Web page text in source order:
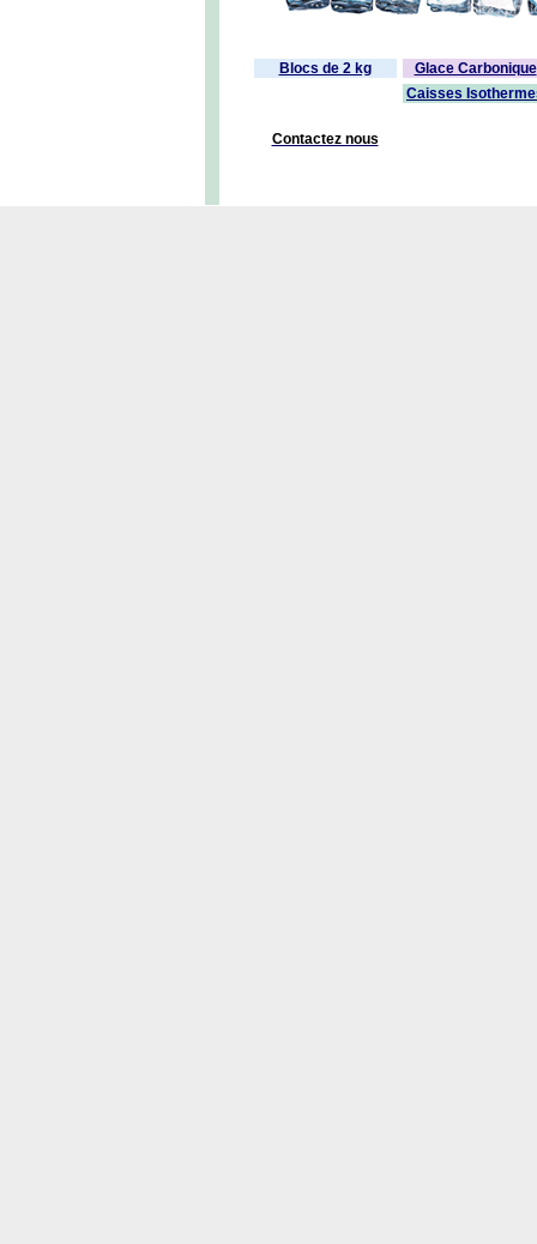
Blocs de 2 kg
Glace Carbonique
Caisses
Contactez nous